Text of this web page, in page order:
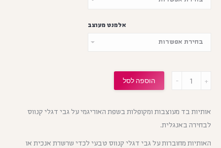
אותיות בד מעוצבות ומקופלות בשפת האוריגמי על גבי דגלי קנווס
לבחירה באנגלית.
האותיות מחוברות על גבי דגלי קנווס טבעי לכדי שרשרת אנכית או
אלמנט מעוצב
הוספה לסל